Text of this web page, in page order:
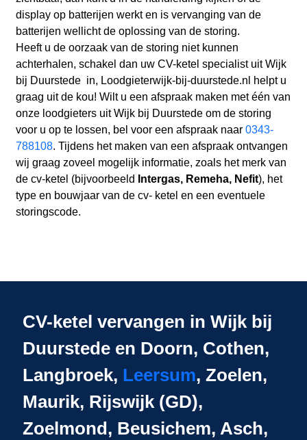
display op batterijen werkt en is vervanging van de
batterijen wellicht de oplossing van de storing.
Heeft u de oorzaak van de storing niet kunnen
achterhalen, schakel dan uw CV-ketel specialist uit Wijk
bij Duurstede in, Loodgieterwijk-bij-duurstede.nl helpt u
graag uit de kou! Wilt u een afspraak maken met één van
onze loodgieters uit Wijk bij Duurstede om de storing
voor u op te lossen, bel voor een afspraak naar 0343-
788108. Tijdens het maken van een afspraak ontvangen
wij graag zoveel mogelijk informatie, zoals het merk van
de cv-ketel (bijvoorbeeld
Intergas, Remeha, Nefit), het
type en bouwjaar van de cv- ketel en een eventuele
storingscode.
CV-ketel vervangen in Wijk bij
Duurstede en Doorn, Cothen,
Langbroek, Leersum, Zoelen,
Maurik, Rijswijk (GD),
Zoelmond, Beusichem, Asch,